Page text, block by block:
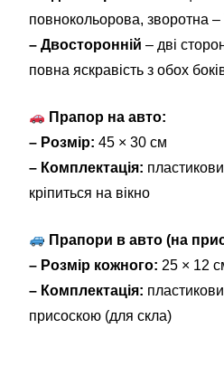
повнокольорова, зворотна –
– Двосторонній – дві
повна яскравість з обох
Прапор на авто:
– Розмір: 45 × 30 см
– Комплектація:
кріпиться на вікно
Прапори в авто (на
– Розмір кожного: 25 × 12
– Комплектація:
присоскою (для скла)